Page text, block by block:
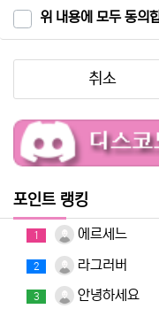
버몰의 초기 서비스
내용 중 청약철회·
"몰"은 「전자상거
규제에 관한 법률」,
한 법률」, 「방문판
법을 위배하지 않는
"몰"이 약관을 개정
여 현행약관과 함께
적용일자 전일까지
내용을 변경하는 경
위 내용에 모두 동의
취소
포인트 랭킹
1 에르세느
2 라그러버
3 안녕하세요